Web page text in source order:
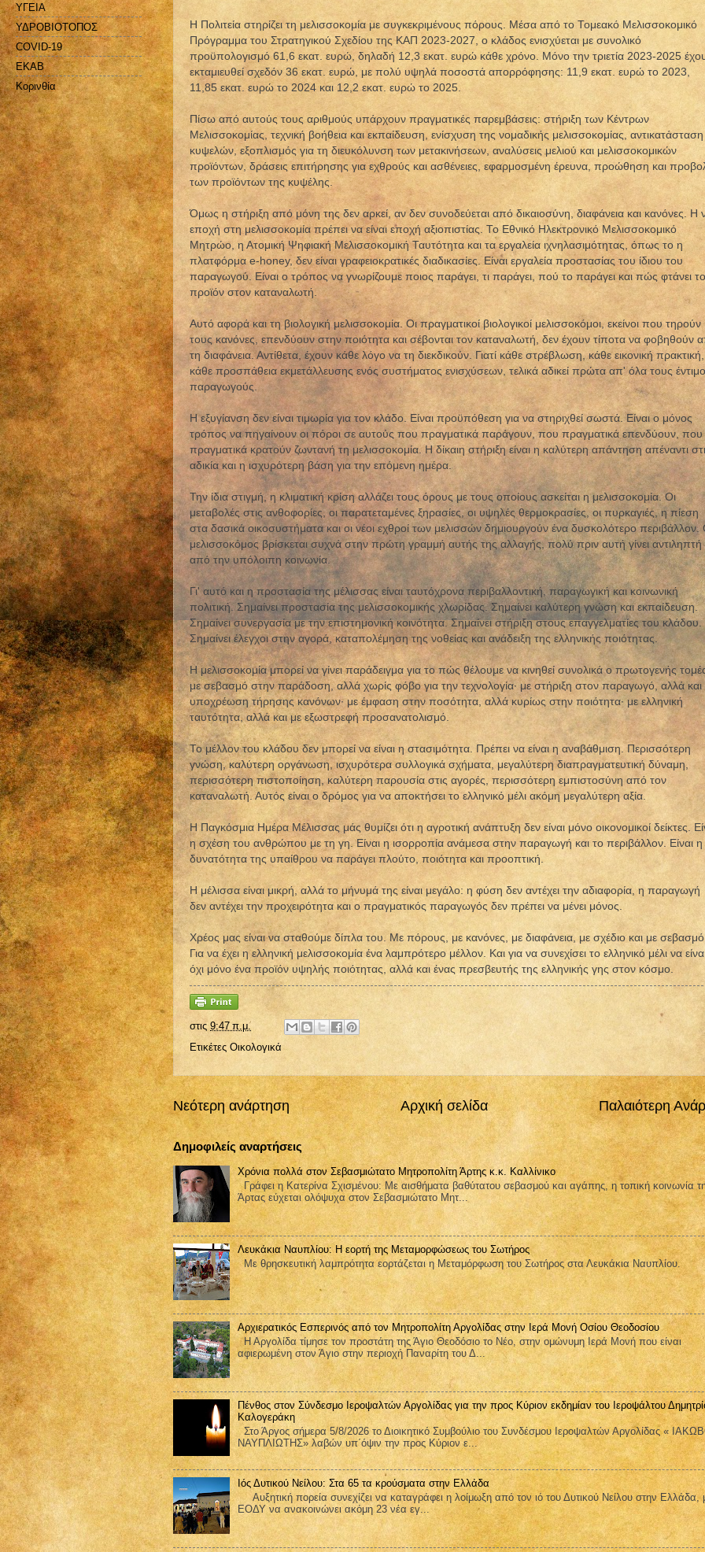
Η Πολιτεία στηρίζει τη μελισσοκομία με συγκεκριμένους πόρους. Μέσα από το Τομεακό Μελισσοκομικό
Πρόγραμμα του Στρατηγικού Σχεδίου της ΚΑΠ 2023-2027, ο κλάδος ενισχύεται με συνολικό
προϋπολογισμό 61,6 εκατ. ευρώ, δηλαδή 12,3 εκατ. ευρώ κάθε χρόνο. Μόνο την τριετία 2023-2025
εκταμιευθεί σχεδόν 36 εκατ. ευρώ, με πολύ υψηλά ποσοστά απορρόφησης: 11,9 εκατ. ευρώ το 2023,
11,85 εκατ. ευρώ το 2024 και 12,2 εκατ. ευρώ το 2025.
Πίσω από αυτούς τους αριθμούς υπάρχουν πραγματικές παρεμβάσεις: στήριξη των Κέντρων
Μελισσοκομίας, τεχνική βοήθεια και εκπαίδευση, ενίσχυση της νομαδικής μελισσοκομίας, αντικατάσταση
κυψελών, εξοπλισμός για τη διευκόλυνση των μετακινήσεων, αναλύσεις μελιού και μελισσοκομικών
προϊόντων, δράσεις επιτήρησης για εχθρούς και ασθένειες, εφαρμοσμένη έρευνα, προώθηση και
των προϊόντων της κυψέλης.
Όμως η στήριξη από μόνη της δεν αρκεί, αν δεν συνοδεύεται από δικαιοσύνη, διαφάνεια και κανόνες. Η
εποχή στη μελισσοκομία πρέπει να είναι εποχή αξιοπιστίας. Το Εθνικό Ηλεκτρονικό Μελισσοκομικό
Μητρώο, η Ατομική Ψηφιακή Μελισσοκομική Ταυτότητα και τα εργαλεία ιχνηλασιμότητας, όπως το η
πλατφόρμα e-honey, δεν είναι γραφειοκρατικές διαδικασίες. Είναι εργαλεία προστασίας του ίδιου του
παραγωγού. Είναι ο τρόπος να γνωρίζουμε ποιος παράγει, τι παράγει, πού το παράγει και πώς φτάνει το
προϊόν στον καταναλωτή.
Αυτό αφορά και τη βιολογική μελισσοκομία. Οι πραγματικοί βιολογικοί μελισσοκόμοι, εκείνοι που τηρούν
τους κανόνες, επενδύουν στην ποιότητα και σέβονται τον καταναλωτή, δεν έχουν τίποτα να φοβηθούν
τη διαφάνεια. Αντίθετα, έχουν κάθε λόγο να τη διεκδικούν. Γιατί κάθε στρέβλωση, κάθε εικονική πρακτική,
κάθε προσπάθεια εκμετάλλευσης ενός συστήματος ενισχύσεων, τελικά αδικεί πρώτα απ' όλα τους
παραγωγούς.
Η εξυγίανση δεν είναι τιμωρία για τον κλάδο. Είναι προϋπόθεση για να στηριχθεί σωστά. Είναι ο μόνος
τρόπος να πηγαίνουν οι πόροι σε αυτούς που πραγματικά παράγουν, που πραγματικά επενδύουν, που
πραγματικά κρατούν ζωντανή τη μελισσοκομία. Η δίκαιη στήριξη είναι η καλύτερη απάντηση απέναντι
αδικία και η ισχυρότερη βάση για την επόμενη ημέρα.
Την ίδια στιγμή, η κλιματική κρίση αλλάζει τους όρους με τους οποίους ασκείται η μελισσοκομία. Οι
μεταβολές στις ανθοφορίες, οι παρατεταμένες ξηρασίες, οι υψηλές θερμοκρασίες, οι πυρκαγιές, η πίεση
στα δασικά οικοσυστήματα και οι νέοι εχθροί των μελισσών δημιουργούν ένα δυσκολότερο περιβάλλον.
μελισσοκόμος βρίσκεται συχνά στην πρώτη γραμμή αυτής της αλλαγής, πολύ πριν αυτή γίνει αντιληπτή
από την υπόλοιπη κοινωνία.
Γι' αυτό και η προστασία της μέλισσας είναι ταυτόχρονα περιβαλλοντική, παραγωγική και κοινωνική
πολιτική. Σημαίνει προστασία της μελισσοκομικής χλωρίδας. Σημαίνει καλύτερη γνώση και εκπαίδευση.
Σημαίνει συνεργασία με την επιστημονική κοινότητα. Σημαίνει στήριξη στους επαγγελματίες του κλάδου.
Σημαίνει έλεγχοι στην αγορά, καταπολέμηση της νοθείας και ανάδειξη της ελληνικής ποιότητας.
Η μελισσοκομία μπορεί να γίνει παράδειγμα για το πώς θέλουμε να κινηθεί συνολικά ο πρωτογενής
με σεβασμό στην παράδοση, αλλά χωρίς φόβο για την τεχνολογία· με στήριξη στον παραγωγό, αλλά και
υποχρέωση τήρησης κανόνων· με έμφαση στην ποσότητα, αλλά κυρίως στην ποιότητα· με ελληνική
ταυτότητα, αλλά και με εξωστρεφή προσανατολισμό.
Το μέλλον του κλάδου δεν μπορεί να είναι η στασιμότητα. Πρέπει να είναι η αναβάθμιση. Περισσότερη
γνώση, καλύτερη οργάνωση, ισχυρότερα συλλογικά σχήματα, μεγαλύτερη διαπραγματευτική δύναμη,
περισσότερη πιστοποίηση, καλύτερη παρουσία στις αγορές, περισσότερη εμπιστοσύνη από τον
καταναλωτή. Αυτός είναι ο δρόμος για να αποκτήσει το ελληνικό μέλι ακόμη μεγαλύτερη αξία.
Η Παγκόσμια Ημέρα Μέλισσας μάς θυμίζει ότι η αγροτική ανάπτυξη δεν είναι μόνο οικονομικοί δείκτες.
η σχέση του ανθρώπου με τη γη. Είναι η ισορροπία ανάμεσα στην παραγωγή και το περιβάλλον. Είναι η
δυνατότητα της υπαίθρου να παράγει πλούτο, ποιότητα και προοπτική.
Η μέλισσα είναι μικρή, αλλά το μήνυμά της είναι μεγάλο: η φύση δεν αντέχει την αδιαφορία, η παραγωγή
δεν αντέχει την προχειρότητα και ο πραγματικός παραγωγός δεν πρέπει να μένει μόνος.
Χρέος μας είναι να σταθούμε δίπλα του. Με πόρους, με κανόνες, με διαφάνεια, με σχέδιο και με
Για να έχει η ελληνική μελισσοκομία ένα λαμπρότερο μέλλον. Και για να συνεχίσει το ελληνικό μέλι να
όχι μόνο ένα προϊόν υψηλής ποιότητας, αλλά και ένας πρεσβευτής της ελληνικής γης στον κόσμο.
στις 9:47 π.μ.
Ετικέτες Οικολογικά
Νεότερη ανάρτηση Παλαιότερη
Αρχική σελίδα
Δημοφιλείς αναρτήσεις
Χρόνια πολλά στον Σεβασμιώτατο Μητροπολίτη Άρτης κ.κ. Καλλίνικο
Γράφει η Κατερίνα Σχισμένου: Με αισθήματα βαθύτατου σεβασμού και αγάπης, η τοπική κοινωνία
Άρτας εύχεται ολόψυχα στον Σεβασμιώτατο Μητ...
Λευκάκια Ναυπλίου: Η εορτή της Μεταμορφώσεως του Σωτήρος
Με θρησκευτική λαμπρότητα εορτάζεται η Μεταμόρφωση του Σωτήρος στα Λευκάκια Ναυπλίου.
Αρχιερατικός Εσπερινός από τον Μητροπολίτη Αργολίδας στην Ιερά Μονή Οσίου Θεοδοσίου
Η Αργολίδα τίμησε τον προστάτη της Άγιο Θεοδόσιο το Νέο, στην ομώνυμη Ιερά Μονή που είναι
αφιερωμένη στον Άγιο στην περιοχή Παναρίτη του Δ...
Πένθος στον Σύνδεσμο Ιεροψαλτών Αργολίδας για την προς Κύριον εκδημίαν του Ιεροψάλτου
Καλογεράκη
Στο Άργος σήμερα 5/8/2026 το Διοικητικό Συμβούλιο του Συνδέσμου Ιεροψαλτών Αργολίδας «
ΝΑΥΠΛΙΩΤΗΣ» λαβών υπ΄όψιν την προς Κύριον ε...
Ιός Δυτικού Νείλου: Στα 65 τα κρούσματα στην Ελλάδα
Αυξητική πορεία συνεχίζει να καταγράφει η λοίμωξη από τον ιό του Δυτικού Νείλου στην Ελλάδα,
ΕΟΔΥ να ανακοινώνει ακόμη 23 νέα εγ...
ΥΓΕΙΑ
ΥΔΡΟΒΙΟΤΟΠΟΣ
COVID-19
EKAB
Kορινθία